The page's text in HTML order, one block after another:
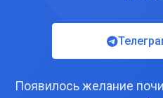
Появилось желание